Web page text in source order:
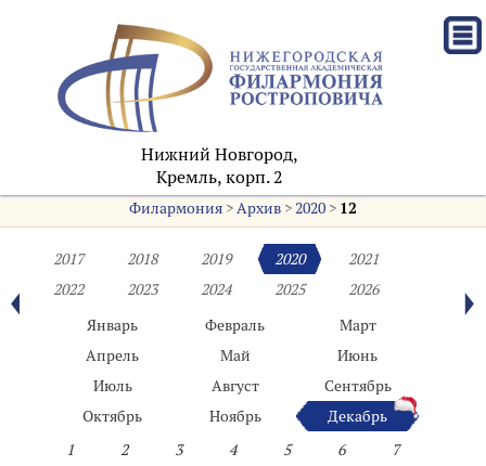
Нижний Новгород,
Кремль, корп. 2
Филармония>Архив>2020> 12
2017 2018 2019 2020
2021
2022
2023 2024 2025
2026
Январь
Февраль
Март
Апрель
Май
Июнь
Июль
Август
Сентябрь
Октябрь
Ноябрь
Декабрь
1
2 3 4 5 6
7